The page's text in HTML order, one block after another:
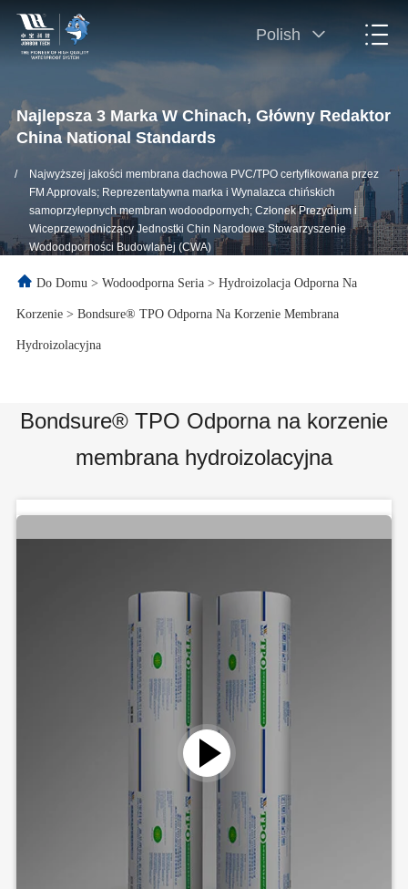
Polish
Najlepsza 3 Marka W Chinach, Główny Redaktor
China National Standards
/
Najwyższej jakości membrana dachowa PVC/TPO certyfikowana przez
FM Approvals; Reprezentatywna marka i Wynalazca chińskich
samoprzylepnych membran wodoodpornych; Członek Prezydium i
Wiceprzewodniczący Jednostki Chin Narodowe Stowarzyszenie
Wodoodporności Budowlanej (CWA)
Do Domu > Wodoodporna Seria > Hydroizolacja Odporna Na
Korzenie > Bondsure® TPO Odporna Na Korzenie Membrana
Hydroizolacyjna
Bondsure® TPO Odporna na korzenie
membrana hydroizolacyjna